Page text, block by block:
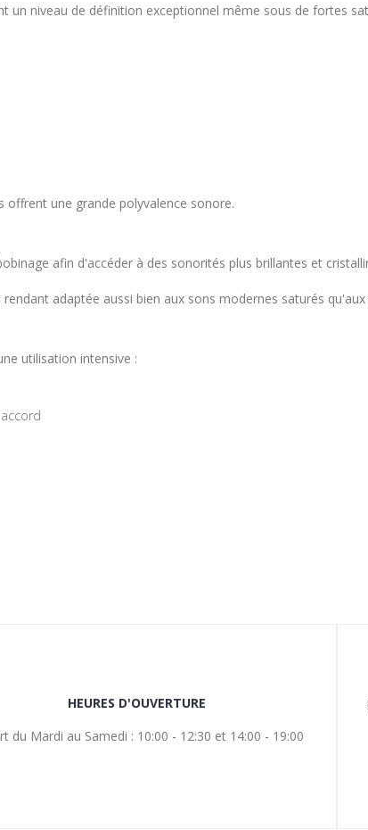
un niveau de définition exceptionnel même sous de fortes
offrent une grande polyvalence sonore.
afin d'accéder à des sonorités plus brillantes et
adaptée aussi bien aux sons modernes saturés
utilisation intensive :
HEURES D'OUVERTURE
du Mardi au Samedi : 10:00 - 12:30 et 14:00 - 19:00